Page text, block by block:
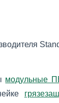
модульные